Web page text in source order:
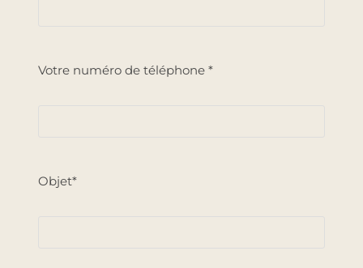
Votre numéro de téléphone *
Objet*